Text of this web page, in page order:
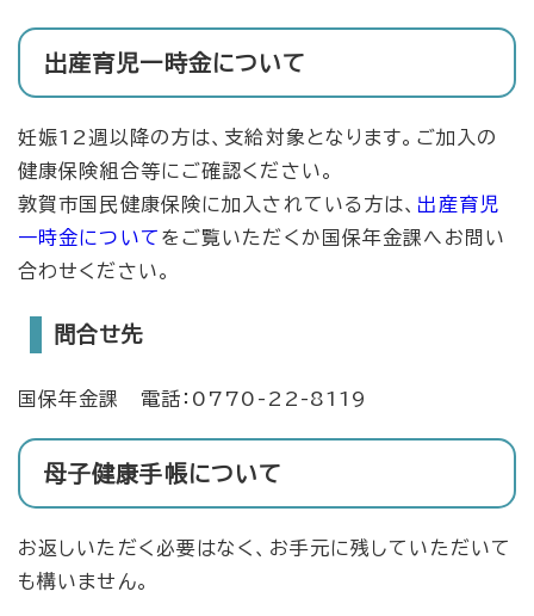
出産育児一時金について
妊娠12週以降の方は、支給対象となります。ご加入の
健康保険組合等にご確認ください。
敦賀市国民健康保険に加入されている方は、 出産育児
一時金について をご覧いただくか国保年金課へお問い
合わせください。
問合せ先
国保年金課 電話：0770-22-8119
母子健康手帳について
お返しいただく必要はなく、お手元に残していただいて
も構いません。